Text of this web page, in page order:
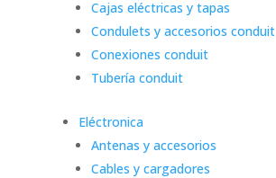
Cajas eléctricas y tapas
Condulets y accesorios conduit
Conexiones conduit
Tubería conduit
Eléctronica
Antenas y accesorios
Cables y cargadores